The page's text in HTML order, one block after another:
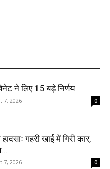
ने लिए 15 बड़े निर्णय
7, 2026 0
गहरी खाई में गिरी कार,
7, 2026 0